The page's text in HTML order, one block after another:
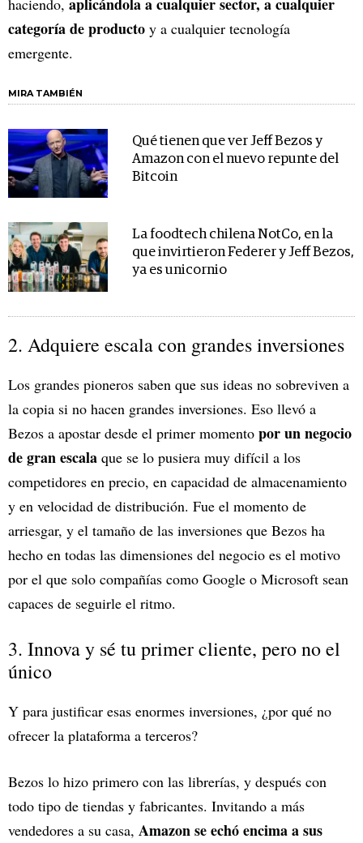
categoría de producto y a cualquier tecnología
emergente.
MIRA TAMBIÉN
Qué tienen que ver Jeff Bezos y
Amazon con el nuevo repunte del
Bitcoin
La foodtech chilena NotCo, en la
que invirtieron Federer y Jeff Bezos,
ya es unicornio
2. Adquiere escala con grandes inversiones
Los grandes pioneros saben que sus ideas no sobreviven a
la copia si no hacen grandes inversiones. Eso llevó a
Bezos a apostar desde el primer momento por un negocio
de gran escala que se lo pusiera muy difícil a los
competidores en precio, en capacidad de almacenamiento
y en velocidad de distribución. Fue el momento de
arriesgar, y el tamaño de las inversiones que Bezos ha
hecho en todas las dimensiones del negocio es el motivo
por el que solo compañías como Google o Microsoft sean
capaces de seguirle el ritmo.
3. Innova y sé tu primer cliente, pero no el
único
Y para justificar esas enormes inversiones, ¿por qué no
ofrecer la plataforma a terceros?
Bezos lo hizo primero con las librerías, y después con
todo tipo de tiendas y fabricantes. Invitando a más
vendedores a su casa, Amazon se echó encima a sus